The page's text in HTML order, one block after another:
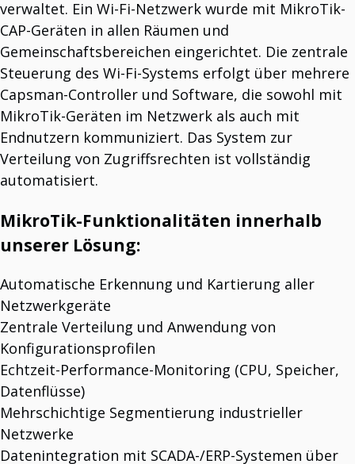
verwaltet. Ein Wi-Fi-Netzwerk wurde mit MikroTik-
CAP-Geräten in allen Räumen und
Gemeinschaftsbereichen eingerichtet. Die zentrale
Steuerung des Wi-Fi-Systems erfolgt über mehrere
Capsman-Controller und Software, die sowohl mit
MikroTik-Geräten im Netzwerk als auch mit
Endnutzern kommuniziert. Das System zur
Verteilung von Zugriffsrechten ist vollständig
automatisiert.
MikroTik-Funktionalitäten innerhalb
unserer Lösung:
Automatische Erkennung und Kartierung aller
Netzwerkgeräte
Zentrale Verteilung und Anwendung von
Konfigurationsprofilen
Echtzeit-Performance-Monitoring (CPU, Speicher,
Datenflüsse)
Mehrschichtige Segmentierung industrieller
Netzwerke
Datenintegration mit SCADA-/ERP-Systemen über